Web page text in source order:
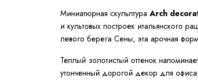
Миниатюрная скульптура Arch
и культовых построек итальянского
левого берега Сены, эта арочная
Теплый золотистый оттенок
утонченный дорогой декор для